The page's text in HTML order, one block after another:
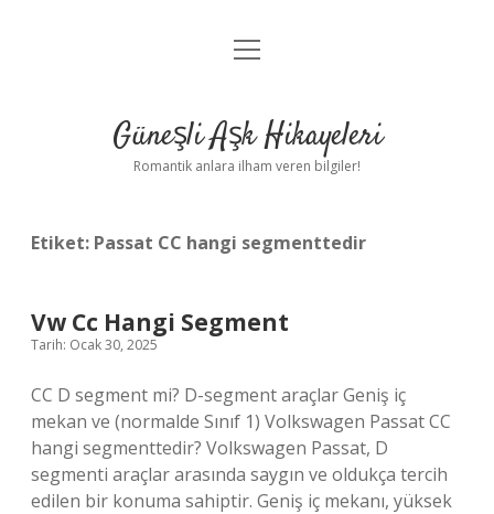
Anasayfa
Yasal Uyarı
menüyü
Güneşli Aşk Hikayeleri
Romantik anlara ilham veren bilgiler!
Etiket: Passat CC hangi segmenttedir
Vw Cc Hangi Segment
Tarih: Ocak 30, 2025
CC D segment mi? D-segment araçlar Geniş iç
mekan ve (normalde Sınıf 1) Volkswagen Passat CC
hangi segmenttedir? Volkswagen Passat, D
segmenti araçlar arasında saygın ve oldukça tercih
edilen bir konuma sahiptir. Geniş iç mekanı, yüksek